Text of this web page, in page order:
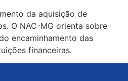
da aquisição de
O NAC-MG orienta sobre
encaminhamento das
financeiras.